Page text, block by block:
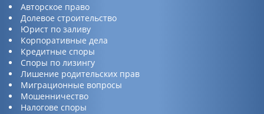
Авторское право
Долевое строительство
Юрист по заливу
Корпоративные дела
Кредитные споры
Споры по лизингу
Лишение родительских прав
Миграционные вопросы
Мошенничество
Налогове споры